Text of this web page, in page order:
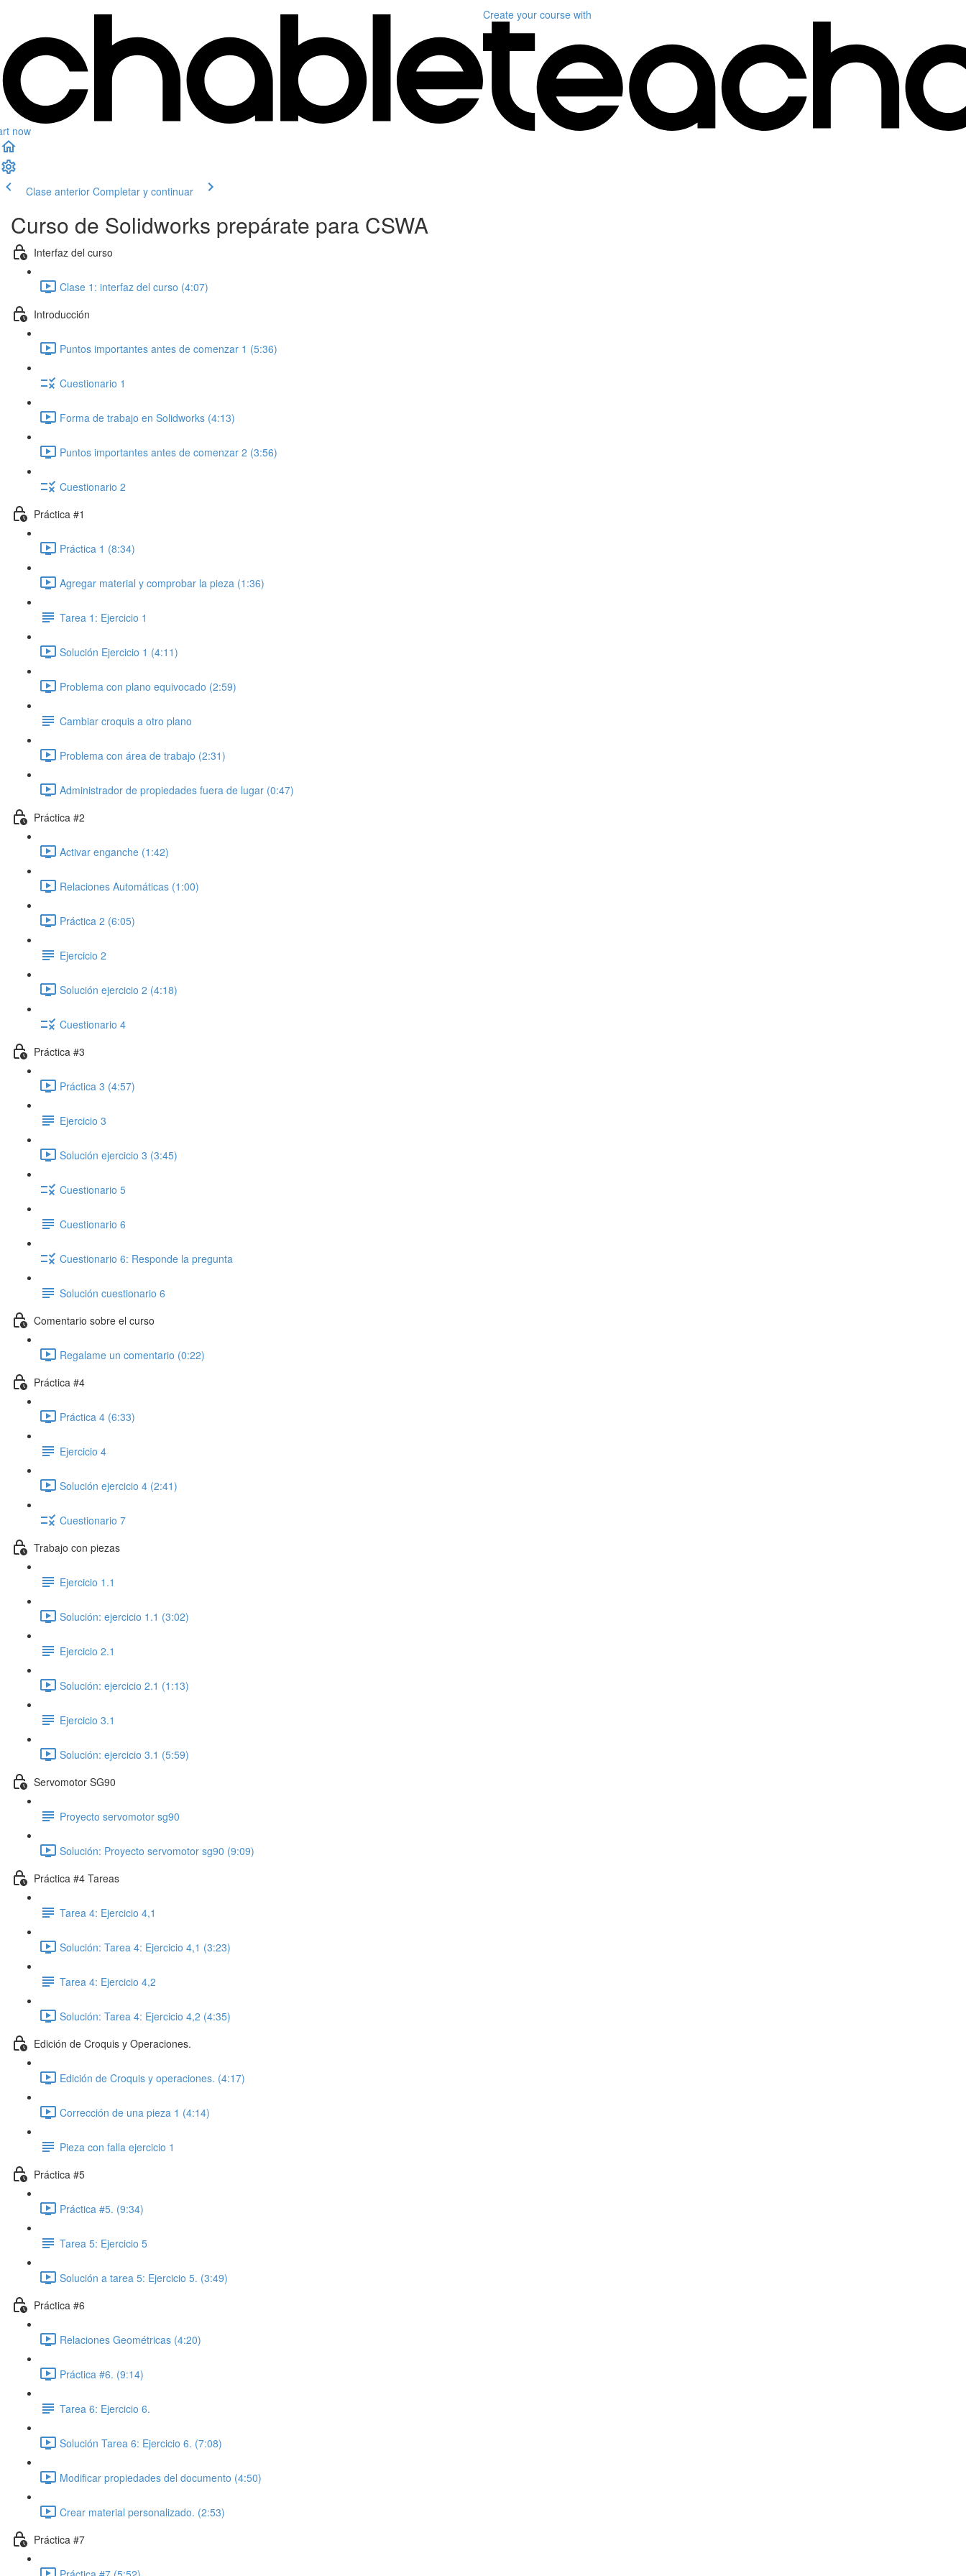
now
Create your course with
Clase anterior Completar y continuar
Curso de Solidworks prepárate para CSWA
Interfaz del curso
Clase 1: interfaz del curso (4:07)
Introducción
Puntos importantes antes de comenzar 1 (5:36)
Cuestionario 1
Forma de trabajo en Solidworks (4:13)
Puntos importantes antes de comenzar 2 (3:56)
Cuestionario 2
Práctica #1
Práctica 1 (8:34)
Agregar material y comprobar la pieza (1:36)
Tarea 1: Ejercicio 1
Solución Ejercicio 1 (4:11)
Problema con plano equivocado (2:59)
Cambiar croquis a otro plano
Problema con área de trabajo (2:31)
Administrador de propiedades fuera de lugar (0:47)
Práctica #2
Activar enganche (1:42)
Relaciones Automáticas (1:00)
Práctica 2 (6:05)
Ejercicio 2
Solución ejercicio 2 (4:18)
Cuestionario 4
Práctica #3
Práctica 3 (4:57)
Ejercicio 3
Solución ejercicio 3 (3:45)
Cuestionario 5
Cuestionario 6
Cuestionario 6: Responde la pregunta
Solución cuestionario 6
Comentario sobre el curso
Regalame un comentario (0:22)
Práctica #4
Práctica 4 (6:33)
Ejercicio 4
Solución ejercicio 4 (2:41)
Cuestionario 7
Trabajo con piezas
Ejercicio 1.1
Solución: ejercicio 1.1 (3:02)
Ejercicio 2.1
Solución: ejercicio 2.1 (1:13)
Ejercicio 3.1
Solución: ejercicio 3.1 (5:59)
Servomotor SG90
Proyecto servomotor sg90
Solución: Proyecto servomotor sg90 (9:09)
Práctica #4 Tareas
Tarea 4: Ejercicio 4,1
Solución: Tarea 4: Ejercicio 4,1 (3:23)
Tarea 4: Ejercicio 4,2
Solución: Tarea 4: Ejercicio 4,2 (4:35)
Edición de Croquis y Operaciones.
Edición de Croquis y operaciones. (4:17)
Corrección de una pieza 1 (4:14)
Pieza con falla ejercicio 1
Práctica #5
Práctica #5. (9:34)
Tarea 5: Ejercicio 5
Solución a tarea 5: Ejercicio 5. (3:49)
Práctica #6
Relaciones Geométricas (4:20)
Práctica #6. (9:14)
Tarea 6: Ejercicio 6.
Solución Tarea 6: Ejercicio 6. (7:08)
Modificar propiedades del documento (4:50)
Crear material personalizado. (2:53)
Práctica #7